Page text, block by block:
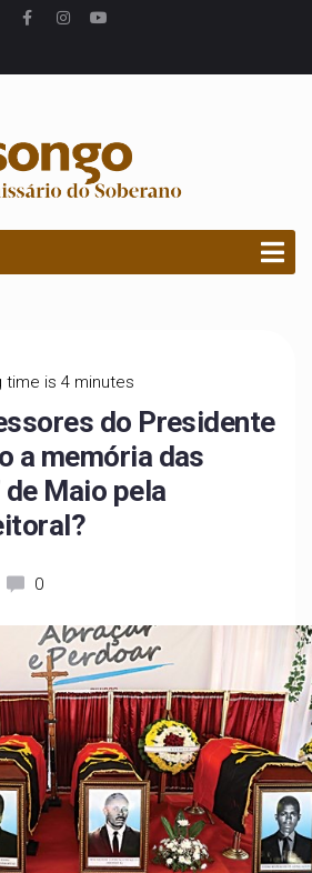
is 4 minutes
do Presidente
a memória das
Maio pela
0